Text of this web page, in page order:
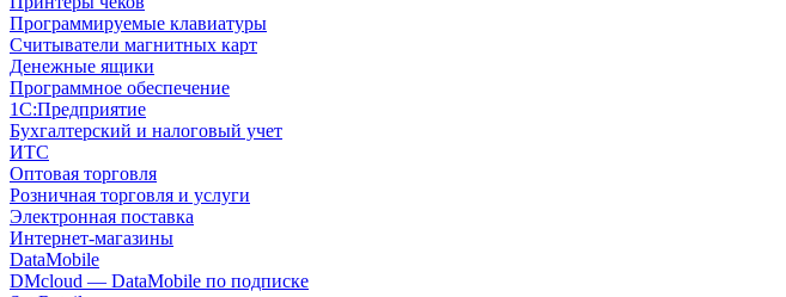
Программируемые клавиатуры
Считыватели магнитных карт
Денежные ящики
Программное обеспечение
1С:Предприятие
Бухгалтерский и налоговый учет
ИТС
Оптовая торговля
Розничная торговля и услуги
Электронная поставка
Интернет-магазины
DataMobile
DMcloud — DataMobile по подписке